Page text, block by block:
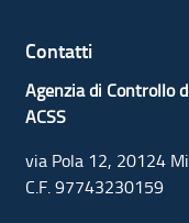
Contatti
Agenzia di Controllo
ACSS
via Pola 12, 20124
C.F. 97743230159